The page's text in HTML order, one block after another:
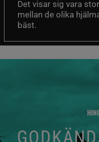
Det visar sig vara
mellan de olika
bäst.